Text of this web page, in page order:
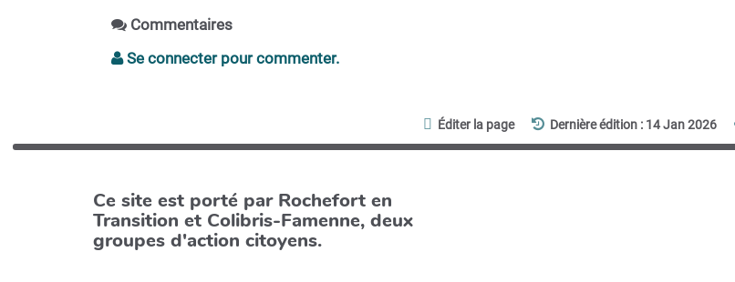
Commentaires
Se connecter pour commenter.
Éditer la page Dernière édition : 14 Jan 2026
Ce site est porté par Rochefort en
Transition et Colibris-Famenne, deux
groupes d'action citoyens.